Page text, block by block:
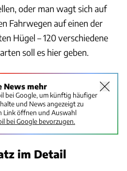
oder man wagt sich auf
Fahrwegen auf einen der
Hügel – 120 verschiedene
soll es hier geben.
News mehr
bei Google, um künftig häufiger
und News angezeigt zu
Link öffnen und Auswahl
bei Google bevorzugen.
im Detail